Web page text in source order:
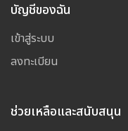
บัญชีของฉัน
เข้าสู่ระบบ
ลงทะเบียน
ช่วยเหลือและสนับสนุน